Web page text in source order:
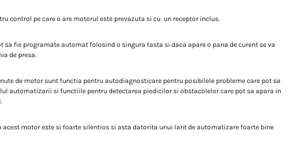
control pe care o are motorul este prevazuta si cu un receptor inclus.
sa fie programate automat folosind o singura tasta si daca apare o pana de curent se va
de presa.
de motor sunt functia pentru autodiagnosticare pentru posibilele probleme care pot sa
automatizarii si functiile pentru detectarea piedicilor si obstacolelor care pot sa apara in
acest motor este si foarte silentios si asta datorita unui lant de automatizare foarte bine